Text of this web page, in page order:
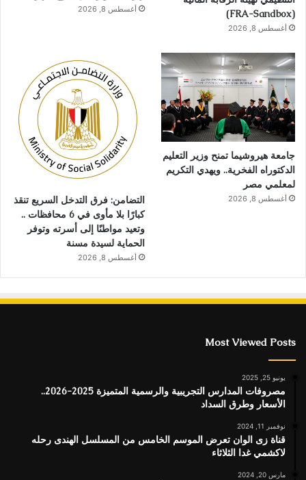
(FRA-Sandbox)
أغسطس 8, 2026
أغسطس 8, 2026
جامعة هيروشيما تمنح وزير التعليم
الدكتوراه الفخرية.. ويهدي التكريم
لمعلمي مصر
أغسطس 8, 2026
التضامن: فرق التدخل السريع تنقذ
كبارًا بلا مأوى في 6 محافظات ..
وتعيد مواطنًا إلى أسرته وتوفر
الحماية لسيدة مسنة
أغسطس 8, 2026
Most Viewed Posts
يونيو 25, 2025
مصروفات المدارس التجريبية والرسمية المتميزة 2025-2026..
الأسعار وطرق السداد
نوفمبر 11, 2024
قناة زى الوان تعرض الموسم الخامس من المسلسل الهندى رحله
لاكشمي غدا الثلاثاء
مارس 20, 2024